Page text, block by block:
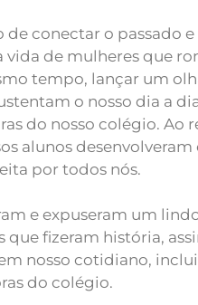
conectar o passado e
vida de mulheres que
tempo, lançar um
o nosso dia a
do nosso colégio. Ao
alunos desenvolveram
por todos nós.
e expuseram um
que fizeram história,
nosso cotidiano,
do colégio.